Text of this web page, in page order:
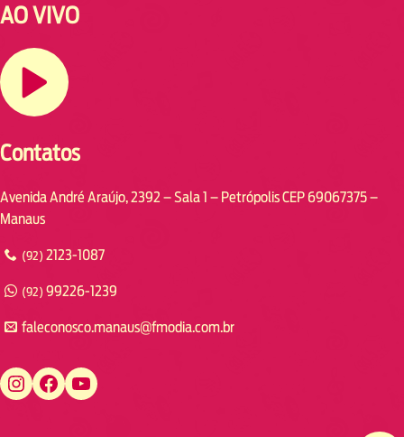
AO VIVO
Contatos
Avenida André Araújo, 2392 – Sala 1 – Petrópolis CEP 69067375 –
Manaus
(92) 2123-1087
(92) 99226-1239
faleconosco.manaus@fmodia.com.br
https://www.instagram.com/fmodiamanaus/ https://www.facebook.com/fmodiamanaus https://www.youtube.com/user/radiofmodia